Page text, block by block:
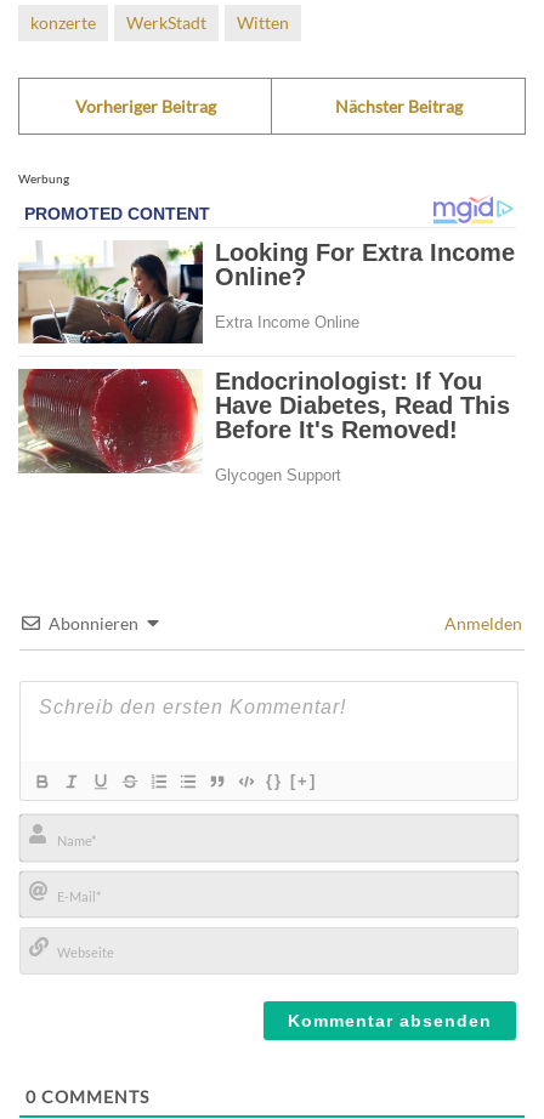
konzerte WerkStadt Witten
Vorheriger Beitrag Nächster Beitrag
Werbung
Abonnieren Anmelden
{} [+]
Name*
E-
Mail*
0 COMMENTS